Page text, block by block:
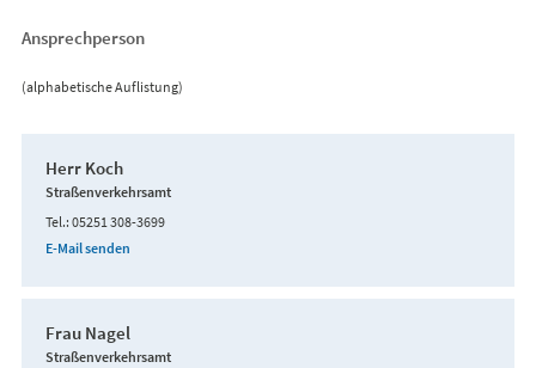
Ansprechperson
(alphabetische Auflistung)
Herr Koch
Straßenverkehrsamt
Tel. 05251 308-3699
E-Mail senden
Frau Nagel
Straßenverkehrsamt